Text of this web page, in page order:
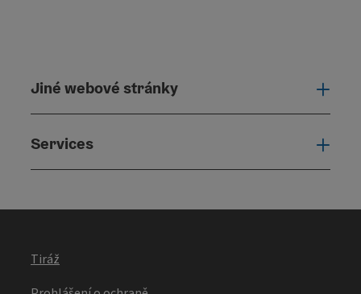
Jiné webové stránky
Services
Tiráž